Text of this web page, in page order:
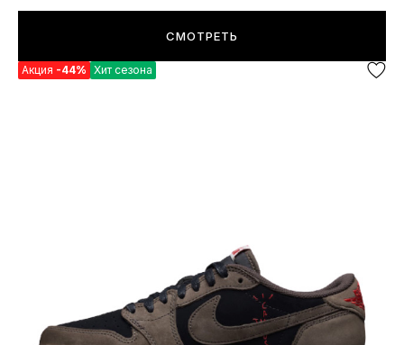
СМОТРЕТЬ
Акция -44% Хит сезона